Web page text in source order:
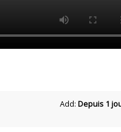
Add: Depuis 1